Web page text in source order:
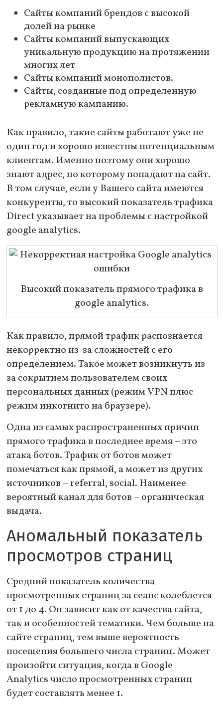
Сайты компаний брендов с высокой
долей на рынке
Сайты компаний выпускающих
уникальную продукцию на протяжении
многих лет
Сайты компаний монополистов.
Сайты, созданные под определенную
рекламную кампанию.
Как правило, такие сайты работают уже не
один год и хорошо известны потенциальным
клиентам. Именно поэтому они хорошо
знают адрес, по которому попадают на сайт.
В том случае, если у Вашего сайта имеются
конкуренты, то высокий показатель трафика
Direct указывает на проблемы с настройкой
google analytics.
Высокий показатель прямого трафика в
google analytics.
Как правило, прямой трафик распознается
некорректно из-за сложностей с его
определением. Такое может возникнуть из-
за сокрытием пользователем своих
персональных данных (режим VPN плюс
режим инкогнито на браузере).
Одна из самых распространенных причин
прямого трафика в последнее время – это
атака ботов. Трафик от ботов может
помечаться как прямой, а может из других
источников – referral, social. Наименее
вероятный канал для ботов – органическая
выдача.
Аномальный показатель
просмотров страниц
Средний показатель количества
просмотренных страниц за сеанс колеблется
от 1 до 4. Он зависит как от качества сайта,
так и особенностей тематики. Чем больше на
сайте страниц, тем выше вероятность
посещения большего числа страниц. Может
произойти ситуация, когда в Google
Analytics число просмотренных страниц
будет составлять менее 1.